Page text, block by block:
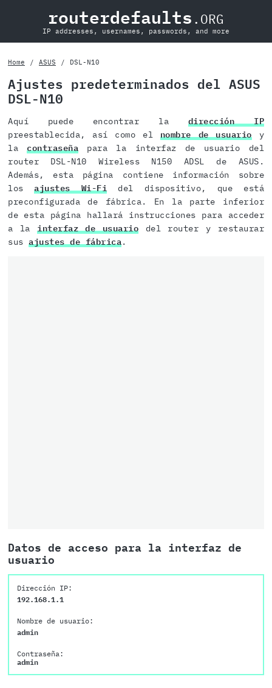
routerdefaults .ORG
IP addresses, usernames, passwords, and more
Home ASUS DSL-N10
Ajustes predeterminados del ASUS
DSL-N10
Aquí puede encontrar la dirección IP
preestablecida, así como el nombre de usuarioy
lacontraseña para la interfaz de usuario del
router DSL-N10 Wireless N150 ADSL de ASUS.
Además, esta página contiene información sobre
losajustes Wi-Fi del dispositivo, que está
preconfigurada de fábrica. En la parte inferior
de esta página hallará instrucciones para acceder
a lainterfaz de usuario del router y restaurar
sus ajustes de fábrica.
Datos de acceso para la interfaz de
usuario
Dirección IP:
192.168.1.1
Nombre de usuario:
admin
Contraseña:
admin